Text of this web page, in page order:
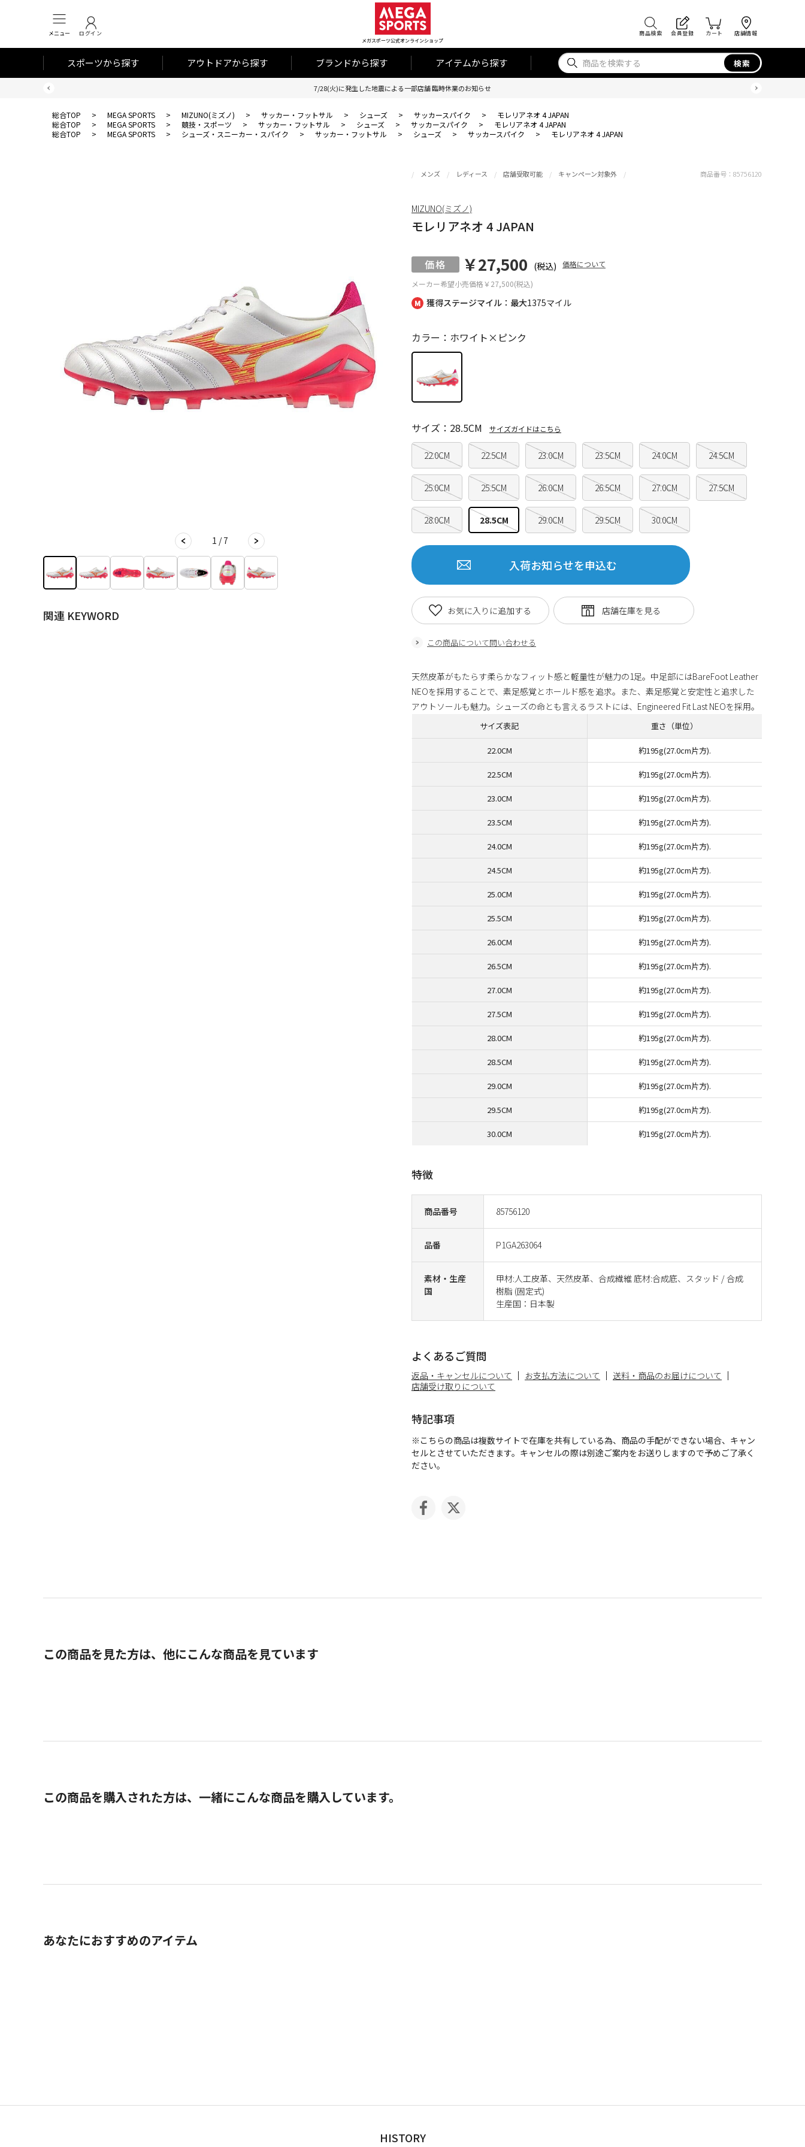
メニュー ログイン
メガスポーツ公式オンラインショップ
商品検索 会員登録 カート 店舗情報
スポーツから探す アウトドアから探す ブランドから探す アイテムから探す 検索
7/28(火)に発生した地震による一部店舗 臨時休業のお知らせ
総合TOP > MEGA SPORTS > MIZUNO(ミズノ) > サッカー・フットサル > シューズ > サッカースパイク >
モレリアネオ 4 JAPAN
総合TOP
> MEGA SPORTS > 競技・スポーツ > サッカー・フットサル > シューズ > サッカースパイク >
モレリアネオ 4 JAPAN
総合TOP
> MEGA SPORTS > シューズ・スニーカー・スパイク > サッカー・フットサル > シューズ > サッカースパイク > モレリアネオ 4 JAPAN
1 / 7
関連 KEYWORD
獲得ステージマイル：最大1375マイル
メンズ レディース 店舗受取可能 キャンペーン対象外
モレリアネオ 4 JAPAN
メーカー希望小売価格￥27,500(税込)
￥27,500 (税込) 価格について
商品番号 85756120
品番 P1GA263064
素材・生産
国
甲材:人工皮革、天然皮革、合成繊維 底材:合成底、スタッド / 合成
樹脂 (固定式)
生産国：日本製
カラー：ホワイト×ピンク
22.0CM 22.5CM 23.0CM 23.5CM 24.0CM 24.5CM
25.0CM 25.5CM 26.0CM 26.5CM 27.0CM 27.5CM
28.0CM 28.5CM 29.0CM 29.5CM 30.0CM
サイズ：28.5CM サイズガイドはこちら
入荷お知らせを申込む
この商品について問い合わせる
お気に入りに追加する
商品番号： 85756120
MIZUNO(ミズノ)
天然皮革がもたらす柔らかなフィット感と軽量性が魅力の1足。中足部にはBareFoot Leather
NEOを採用することで、素足感覚とホールド感を追求。また、素足感覚と安定性と追求した
アウトソールも魅力。シューズの命とも言えるラストには、Engineered Fit Last NEOを採用。
特徴
よくあるご質問
返品・キャンセルについて お支払方法について
送料・商品のお届けについて
店舗受け取りについて
特記事項
※こちらの商品は複数サイトで在庫を共有している為、商品の手配ができない場合、キャン
セルとさせていただきます。キャンセルの際は別途ご案内をお送りしますので予めご了承く
ださい。
サイズ表記 重さ（単位）
22.0CM 約195g(27.0cm片方).
22.5CM 約195g(27.0cm片方).
23.0CM 約195g(27.0cm片方).
23.5CM 約195g(27.0cm片方).
24.0CM 約195g(27.0cm片方).
24.5CM 約195g(27.0cm片方).
25.0CM 約195g(27.0cm片方).
25.5CM 約195g(27.0cm片方).
26.0CM 約195g(27.0cm片方).
26.5CM 約195g(27.0cm片方).
27.0CM 約195g(27.0cm片方).
27.5CM 約195g(27.0cm片方).
28.0CM 約195g(27.0cm片方).
28.5CM 約195g(27.0cm片方).
29.0CM 約195g(27.0cm片方).
29.5CM 約195g(27.0cm片方).
30.0CM 約195g(27.0cm片方).
この商品を見た方は、他にこんな商品を見ています
この商品を購入された方は、一緒にこんな商品を購入しています。
あなたにおすすめのアイテム
HISTORY